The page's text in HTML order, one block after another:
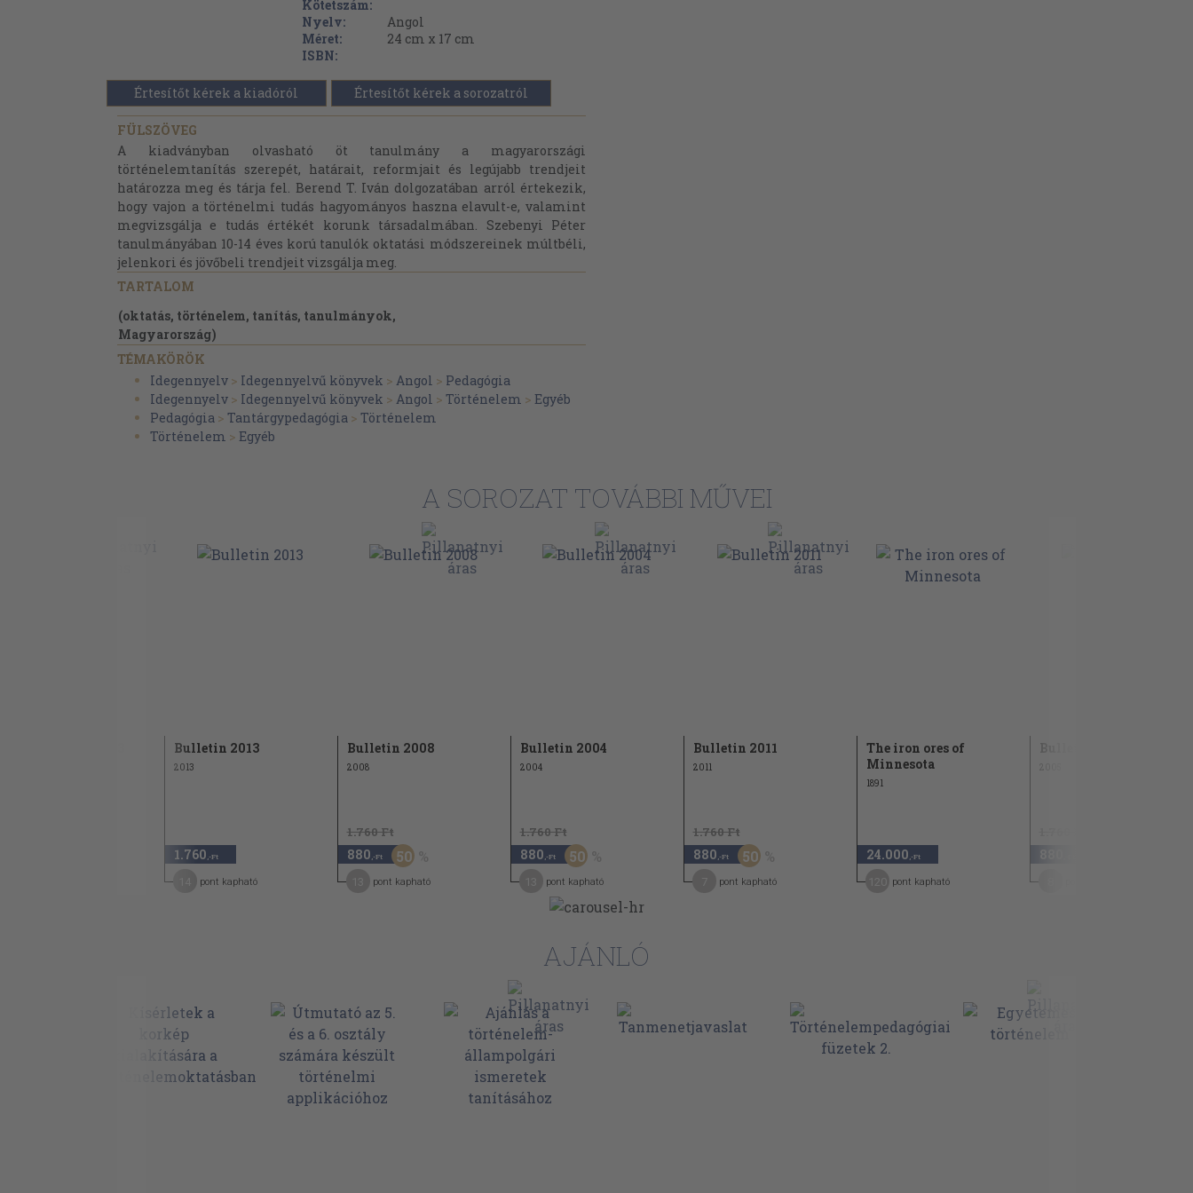
Kötetszám:
Nyelv:
Angol
Méret:
24 cm x 17 cm
ISBN:
Értesítőt kérek a kiadóról Értesítőt kérek a sorozatról
FÜLSZÖVEG
A kiadványban olvasható öt tanulmány a magyarországi
történelemtanítás szerepét, határait, reformjait és legújabb trendjeit
határozza meg és tárja fel. Berend T. Iván dolgozatában arról értekezik,
hogy vajon a történelmi tudás hagyományos haszna elavult-e, valamint
megvizsgálja e tudás értékét korunk társadalmában. Szebenyi Péter
tanulmányában 10-14 éves korú tanulók oktatási módszereinek múltbéli,
jelenkori és jövőbeli trendjeit vizsgálja meg.
TARTALOM
(oktatás, történelem, tanítás, tanulmányok,
Magyarország)
TÉMAKÖRÖK
Idegennyelv > Idegennyelvű könyvek > Angol > Pedagógia
Idegennyelv > Idegennyelvű könyvek > Angol > Történelem > Egyéb
Pedagógia > Tantárgypedagógia > Történelem
Történelem > Egyéb
A SOROZAT TOVÁBBI MŰVEI
Bulletin 2013
2013
1.760 ,-Ft
pont kapható
Bulletin 2008
2008
1.760 Ft
880 ,-Ft 50
pont kapható
Bulletin 2004
2004
1.760 Ft
880 ,-Ft 50
pont kapható
Bulletin 2011
2011
1.760 Ft
880 ,-Ft 50
pont kapható
The iron ores of
Minnesota
1891
24.000 ,-Ft
pont kapható
Bulletin 2005
2005
AJÁNLÓ